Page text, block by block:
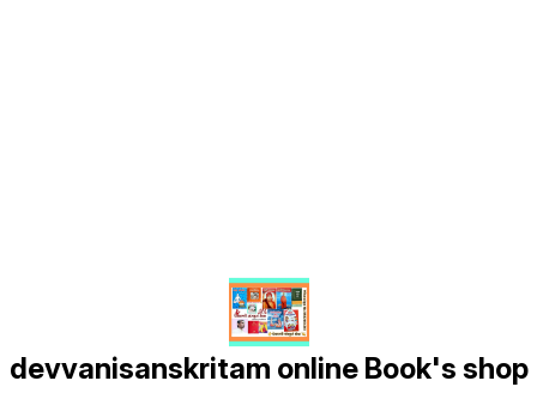
devvanisanskritam online Book's shop